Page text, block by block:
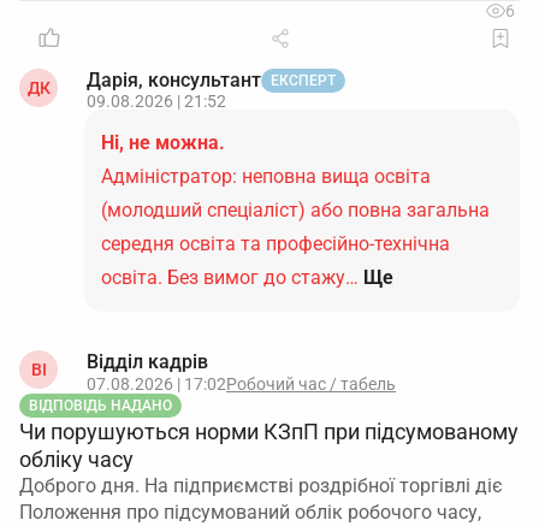
6
ДК Дарія, консультант ЕКСПЕРТ
09.08.2026 | 21:52
Ні, не можна.
Адміністратор: неповна вища освіта
(молодший спеціаліст) або повна загальна
середня освіта та професійно-технічна
освіта. Без вимог до стажу… Ще
ВІ Відділ кадрів
07.08.2026 | 17:02Робочий час / табель
ВІДПОВІДЬ НАДАНО
Чи порушуються норми КЗпП при підсумованому
обліку часу
Доброго дня. На підприємстві роздрібної торгівлі діє
Положення про підсумований облік робочого часу,